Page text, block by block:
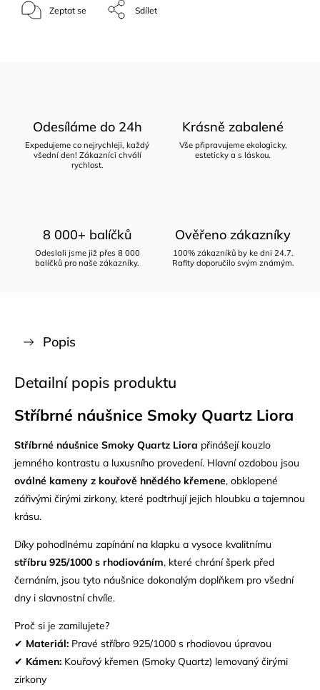
Zeptat se Sdílet
Odesíláme do 24h
Expedujeme co nejrychleji, každý
všední den! Zákazníci chválí
rychlost.
Krásně zabalené
Vše připravujeme ekologicky,
esteticky a s láskou.
8 000+ balíčků
Odeslali jsme již přes 8 000
balíčků pro naše zákazníky.
Ověřeno zákazníky
100% zákazníků by ke dni 24.7.
Rafity doporučilo svým známým.
Popis
Detailní popis produktu
Stříbrné náušnice Smoky Quartz Liora
Stříbrné náušnice Smoky Quartz Liora přinášejí kouzlo
jemného kontrastu a luxusního provedení. Hlavní ozdobou jsou
oválné kameny z kouřově hnědého křemene, obklopené
zářivými čirými zirkony, které podtrhují jejich hloubku a tajemnou
krásu.
Díky pohodlnému zapínání na klapku a vysoce kvalitnímu
stříbru 925/1000 s rhodiováním, které chrání šperk před
černáním, jsou tyto náušnice dokonalým doplňkem pro všední
dny i slavnostní chvíle.
Proč si je zamilujete?
✔ Materiál: Pravé stříbro 925/1000 s rhodiovou úpravou
✔ Kámen: Kouřový křemen (Smoky Quartz) lemovaný čirými
zirkony